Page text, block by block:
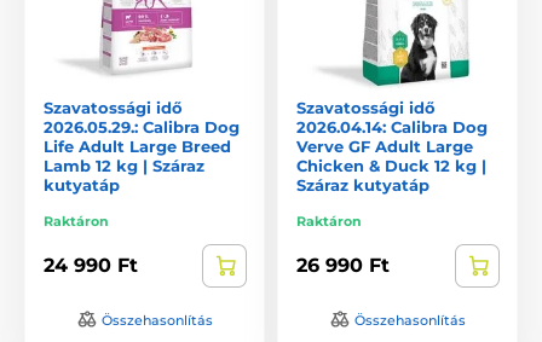
Szavatossági idő
2026.05.29.: Calibra Dog
Life Adult Large Breed
Lamb 12 kg | Száraz
kutyatáp
Raktáron
24 990 Ft
Összehasonlítás
Szavatossági idő
2026.04.14: Calibra Dog
Verve GF Adult Large
Chicken & Duck 12 kg |
Száraz kutyatáp
Raktáron
26 990 Ft
Összehasonlítás